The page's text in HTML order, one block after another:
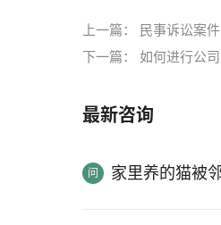
上一篇： 民事诉讼案
下一篇： 如何进行公
最新咨询
家里养的猫被